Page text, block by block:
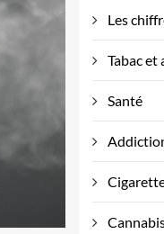
Les
Tabac
Santé